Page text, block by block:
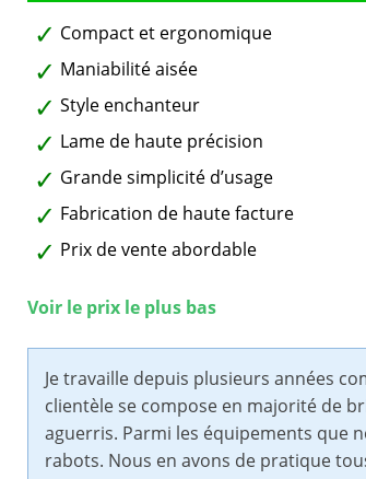
Compact et ergonomique
Maniabilité aisée
Style enchanteur
Lame de haute précision
Grande simplicité d’usage
Fabrication de haute facture
Prix de vente abordable
Voir le prix le plus bas
Je travaille depuis plusieurs années
clientèle se compose en majorité de
aguerris. Parmi les équipements que
rabots. Nous en avons de pratique